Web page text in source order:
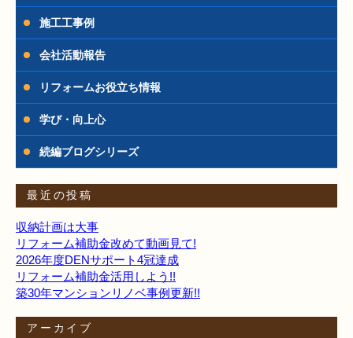
施工工事例
会社活動報告
リフォームお役立ち情報
学び・向上心
続編ブログシリーズ
最近の投稿
収納計画は大事
リフォーム補助金改めて動画見て!
2026年度DENサポート4冠達成
リフォーム補助金活用しよう!!
築30年マンションリノベ事例更新!!
アーカイブ